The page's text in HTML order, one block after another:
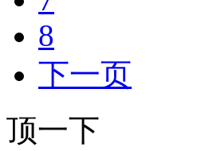
8
下一页
顶一下